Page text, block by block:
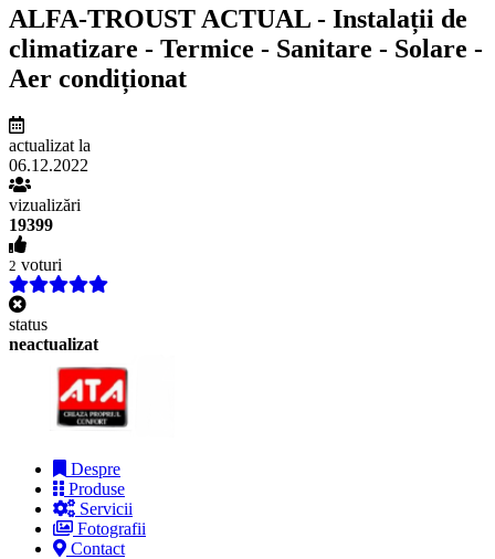
ALFA-TROUST ACTUAL - Instalații de
climatizare - Termice - Sanitare - Solare -
Aer condiționat
actualizat la
06.12.2022
vizualizări
19399
2 voturi
status
neactualizat
Despre
Produse
Servicii
Fotografii
Contact